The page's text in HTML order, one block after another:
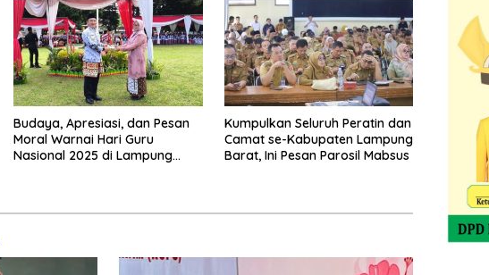
Budaya, Apresiasi, dan Pesan
Moral Warnai Hari Guru
Nasional 2025 di Lampung
Kumpulkan Seluruh Peratin dan
Camat se-Kabupaten Lampung
Barat, Ini Pesan Parosil Mabsus